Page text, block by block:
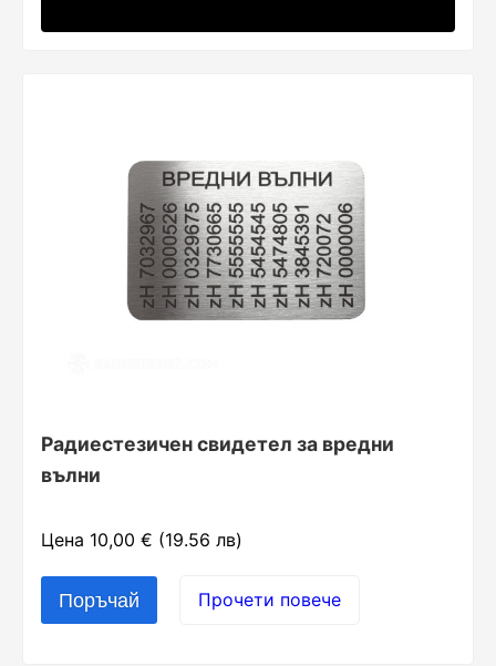
Радиестезичен свидетел за вредни
вълни
Цена 10,00 € (19.56 лв)
Прочети повече